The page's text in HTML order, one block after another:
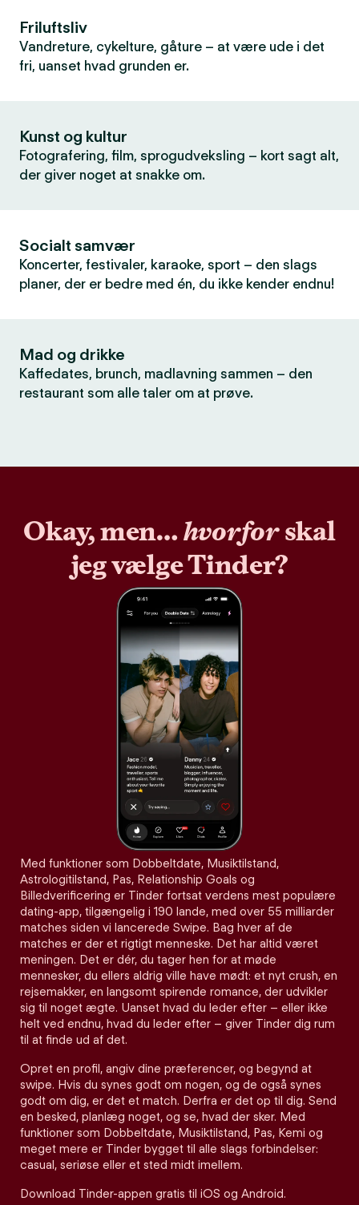
Friluftsliv
Vandreture, cykelture, gåture – at være ude i det
fri, uanset hvad grunden er.
Kunst og kultur
Fotografering, film, sprogudveksling – kort sagt alt,
der giver noget at snakke om.
Socialt samvær
Koncerter, festivaler, karaoke, sport – den slags
planer, der er bedre med én, du ikke kender endnu!
Mad og drikke
Kaffedates, brunch, madlavning sammen – den
restaurant som alle taler om at prøve.
Okay, men…hvorforskal
jeg vælge Tinder?
Med funktioner som Dobbeltdate, Musiktilstand,
Astrologitilstand, Pas, Relationship Goals og
Billedverificering er Tinder fortsat verdens mest populære
dating-app, tilgængelig i 190 lande, med over 55 milliarder
matches siden vi lancerede Swipe. Bag hver af de
matches er der et rigtigt menneske. Det har altid været
meningen. Det er dér, du tager hen for at møde
mennesker, du ellers aldrig ville have mødt: et nyt crush, en
rejsemakker, en langsomt spirende romance, der udvikler
sig til noget ægte. Uanset hvad du leder efter – eller ikke
helt ved endnu, hvad du leder efter – giver Tinder dig rum
til at finde ud af det.
Opret en profil, angiv dine præferencer, og begynd at
swipe. Hvis du synes godt om nogen, og de også synes
godt om dig, er det et match. Derfra er det op til dig. Send
en besked, planlæg noget, og se, hvad der sker. Med
funktioner som Dobbeltdate, Musiktilstand, Pas, Kemi og
meget mere er Tinder bygget til alle slags forbindelser:
casual, seriøse eller et sted midt imellem.
Download Tinder-appen gratis til iOS og Android.